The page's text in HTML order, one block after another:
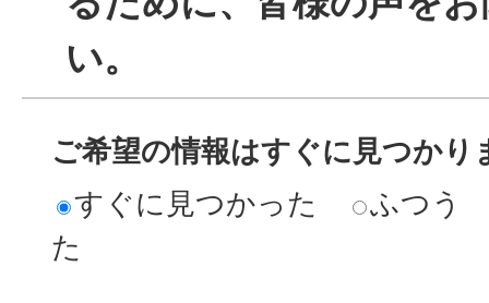
い。
ご希望の情報はすぐに見つかり
すぐに見つかった
ふつう
た